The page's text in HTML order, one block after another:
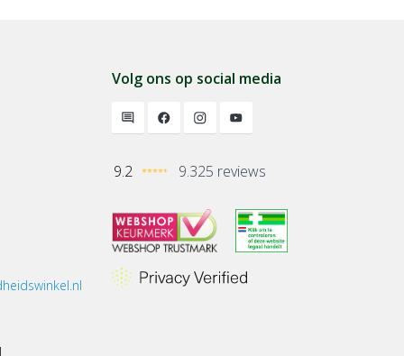
Volg ons op social media
9.2 9.325 reviews